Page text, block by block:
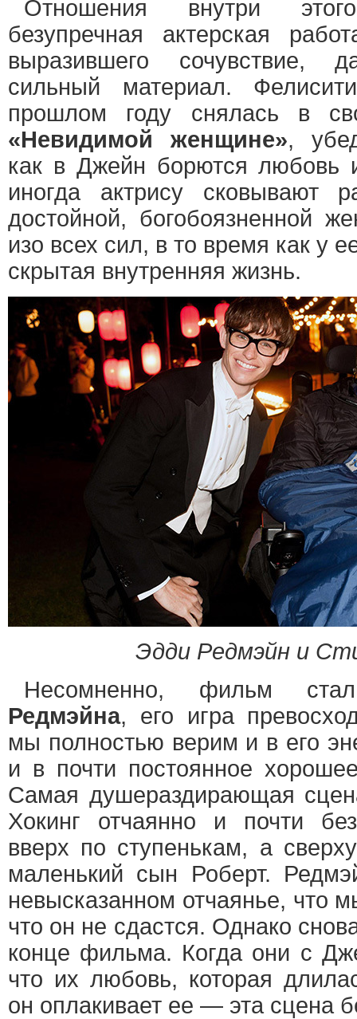
Отношения внутри
безупречная актерская
выразившего
сильный материал.
прошлом году снялась в
«Невидимой женщине»,
как в Джейн борются любовь
иногда актрису сковывают
достойной, богобоязненной
изо всех сил, в то время как у
скрытая внутренняя жизнь.
Эдди Редмэйн и
Несомненно, фильм
Редмэйна, его игра
мы полностью верим и в его
и в почти постоянное
Самая душераздирающая
Хокинг отчаянно и почти
вверх по ступенькам, а
маленький сын Роберт.
невысказанном отчаянье, что
что он не сдастся. Однако
конце фильма. Когда они с
что их любовь, которая
он оплакивает ее — эта сцена